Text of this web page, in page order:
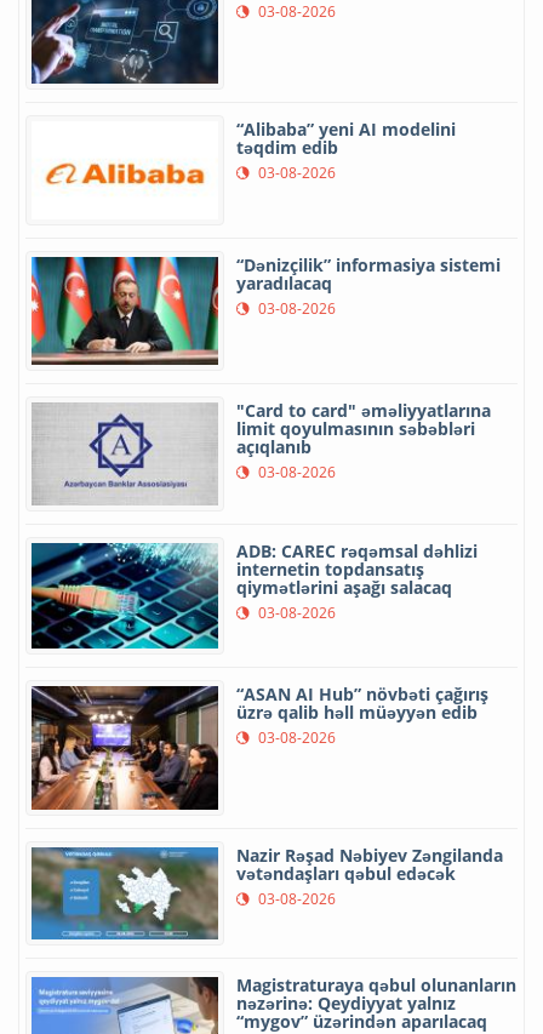
03-08-2026
“Alibaba” yeni AI modelini
təqdim edib
03-08-2026
“Dənizçilik” informasiya sistemi
yaradılacaq
03-08-2026
"Card to card" əməliyyatlarına
limit qoyulmasının səbəbləri
açıqlanıb
03-08-2026
ADB: CAREC rəqəmsal dəhlizi
internetin topdansatış
qiymətlərini aşağı salacaq
03-08-2026
“ASAN AI Hub” növbəti çağırış
üzrə qalib həll müəyyən edib
03-08-2026
Nazir Rəşad Nəbiyev Zəngilanda
vətəndaşları qəbul edəcək
03-08-2026
Magistraturaya qəbul olunanların
nəzərinə: Qeydiyyat yalnız
“mygov” üzərindən aparılacaq